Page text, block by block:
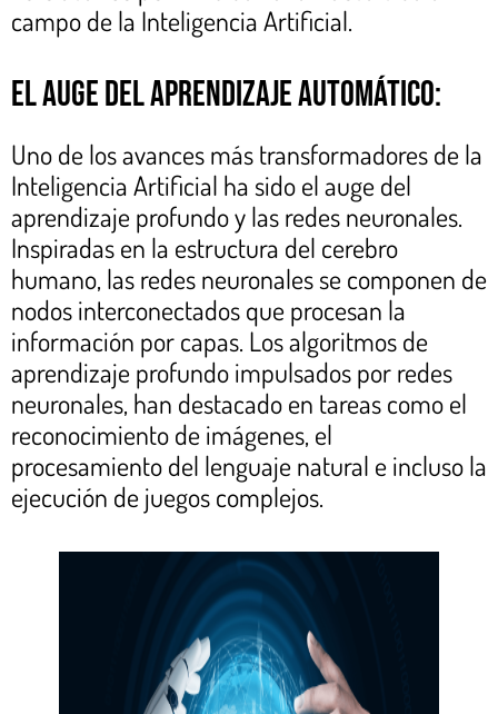
campo de la Inteligencia Artificial.
El auge del aprendizaje automático:
Uno de los avances más transformadores de la
Inteligencia Artificial ha sido el auge del
aprendizaje profundo y las redes neuronales.
Inspiradas en la estructura del cerebro
humano, las redes neuronales se componen de
nodos interconectados que procesan la
información por capas. Los algoritmos de
aprendizaje profundo impulsados por redes
neuronales, han destacado en tareas como el
reconocimiento de imágenes, el
procesamiento del lenguaje natural e incluso la
ejecución de juegos complejos.